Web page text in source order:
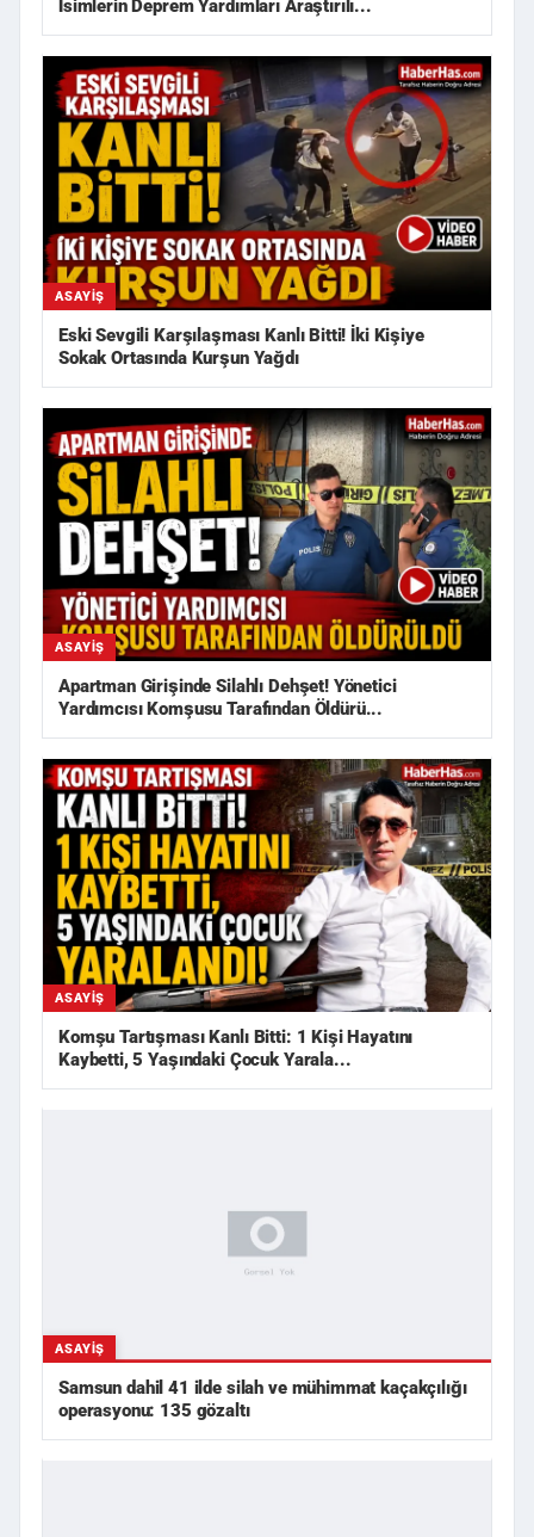
İsimlerin Deprem Yardımları Araştırılı...
ASAYIŞ
Eski Sevgili Karşılaşması Kanlı Bitti! İki Kişiye
Sokak Ortasında Kurşun Yağdı
ASAYIŞ
Apartman Girişinde Silahlı Dehşet! Yönetici
Yardımcısı Komşusu Tarafından Öldürü...
ASAYIŞ
Komşu Tartışması Kanlı Bitti: 1 Kişi Hayatını
Kaybetti, 5 Yaşındaki Çocuk Yarala...
ASAYIŞ
Samsun dahil 41 ilde silah ve mühimmat kaçakçılığı
operasyonu: 135 gözaltı